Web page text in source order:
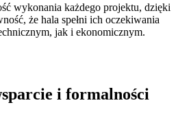
wykonania każdego projektu, dzięki
że hala spełni ich oczekiwania
jak i ekonomicznym.
i formalności